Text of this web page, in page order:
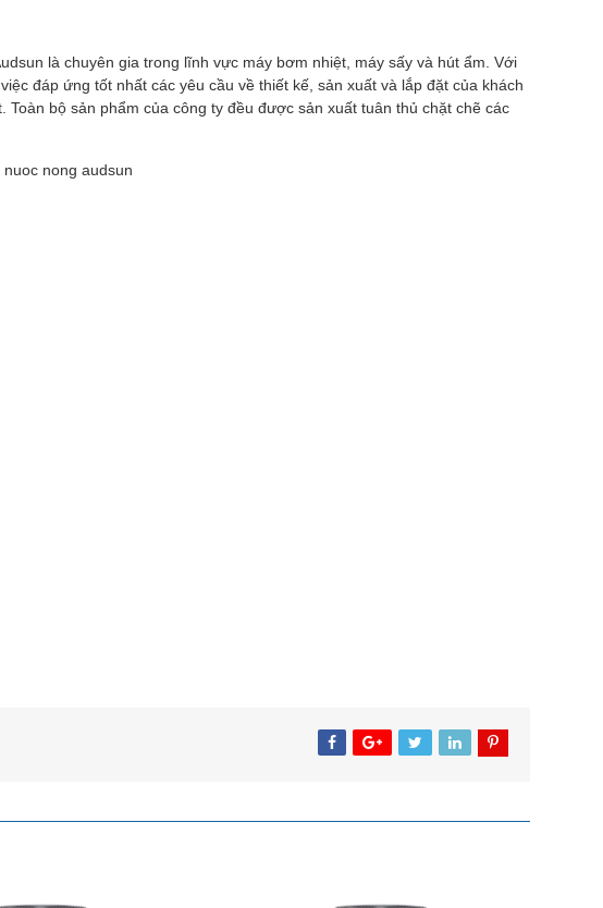
là chuyên gia trong lĩnh vực máy bơm nhiệt, máy sấy và hút ẩm. Với
đáp ứng tốt nhất các yêu cầu về thiết kế, sản xuất và lắp đặt của khách
bộ sản phẩm của công ty đều được sản xuất tuân thủ chặt chẽ các